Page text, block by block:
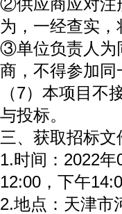
②供应商应对注
为，一经查实，
③单位负责人为
商，不得参加
（7）本项目不
与投标。
三、获取招标文
1.时间：2022
12:00，下午
2.地点：天津市